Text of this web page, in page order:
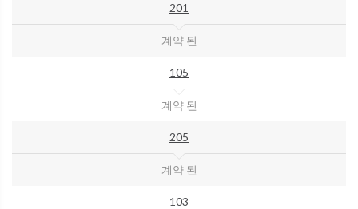
201
계약 된
105
계약 된
205
계약 된
103